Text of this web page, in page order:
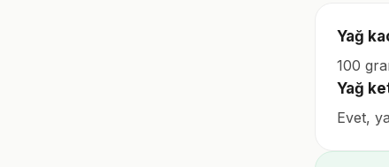
Yağ
100
Yağ
Evet,